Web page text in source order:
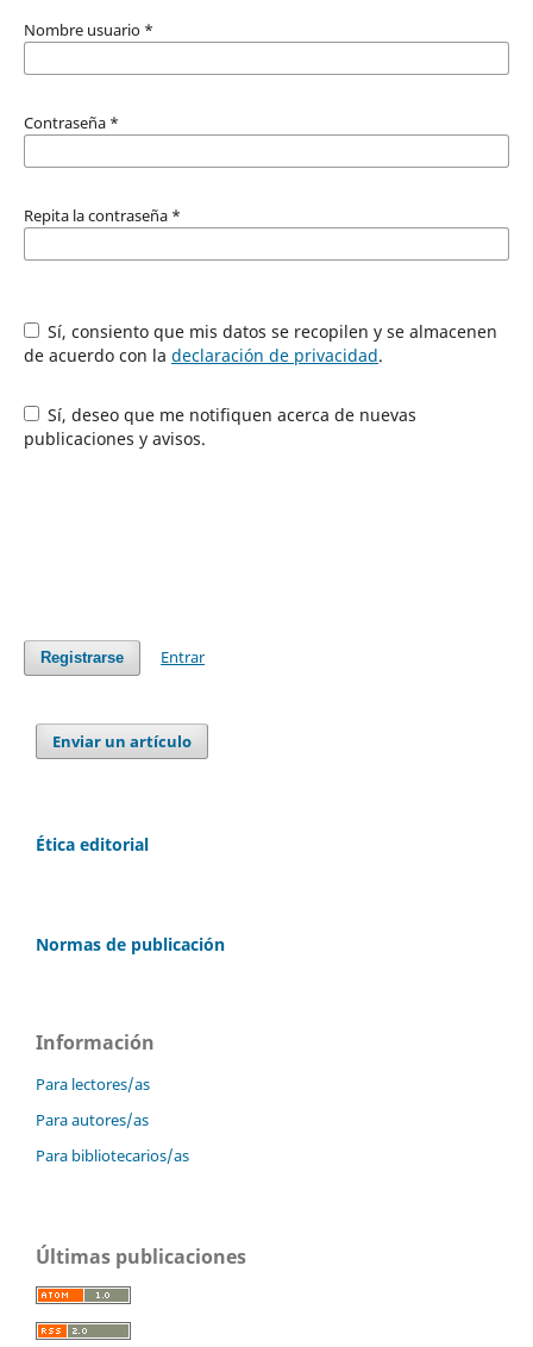
Nombre usuario *
Contraseña *
Repita la contraseña *
Sí, consiento que mis datos se recopilen y se almacenen
de acuerdo con la declaración de privacidad.
Sí, deseo que me notifiquen acerca de nuevas
publicaciones y avisos.
Registrarse Entrar
Enviar un artículo
Ética editorial
Normas de publicación
Información
Para lectores/as
Para autores/as
Para bibliotecarios/as
Últimas publicaciones